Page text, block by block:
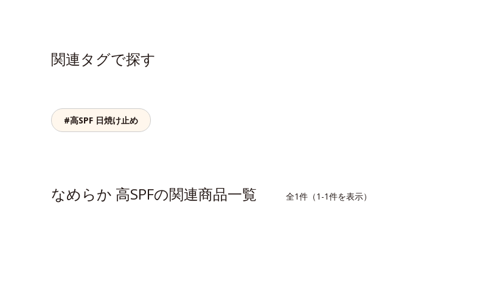
関連タグで探す
#高SPF 日焼け止め
なめらか 高SPFの関連商品一覧 全1件（1-1件を表示）